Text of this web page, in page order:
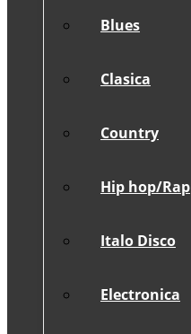
Blues
Clasica
Country
Hip hop/Rap
Italo Disco
Electronica